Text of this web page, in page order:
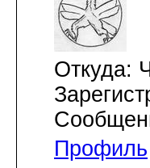
Откуда:
Профиль